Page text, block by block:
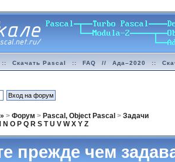
:: Скачать Pascal :: FAQ // Ада–2020 ::
> Форум > Pascal, Object Pascal > Задачи
N O P Q R S T U V W X Y Z
прежде чем